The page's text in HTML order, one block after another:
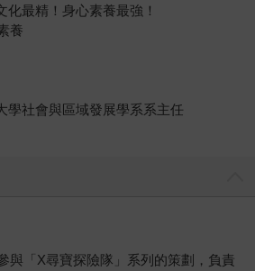
最精！身心素養最強！
養
社會與區域發展學系系主任
與「X尋寶探險隊」系列的策劃，負責